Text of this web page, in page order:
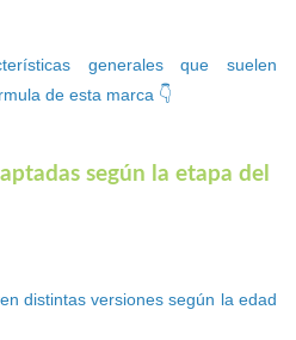
generales que suelen
de esta marca 👇
según la etapa del
distintas versiones según la edad